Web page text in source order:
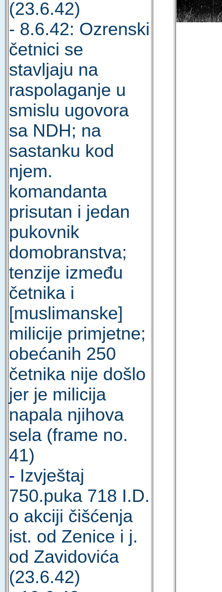
(23.6.42)
- 8.6.42: Ozrenski
četnici se
stavljaju na
raspolaganje u
smislu ugovora
sa NDH; na
sastanku kod
njem.
komandanta
prisutan i jedan
pukovnik
domobranstva;
tenzije između
četnika i
[muslimanske]
milicije primjetne;
obećanih 250
četnika nije došlo
jer je milicija
napala njihova
sela (frame no.
41)
- Izvještaj
750.puka 718 I.D.
o akciji čišćenja
ist. od Zenice i j.
od Zavidovića
(23.6.42)